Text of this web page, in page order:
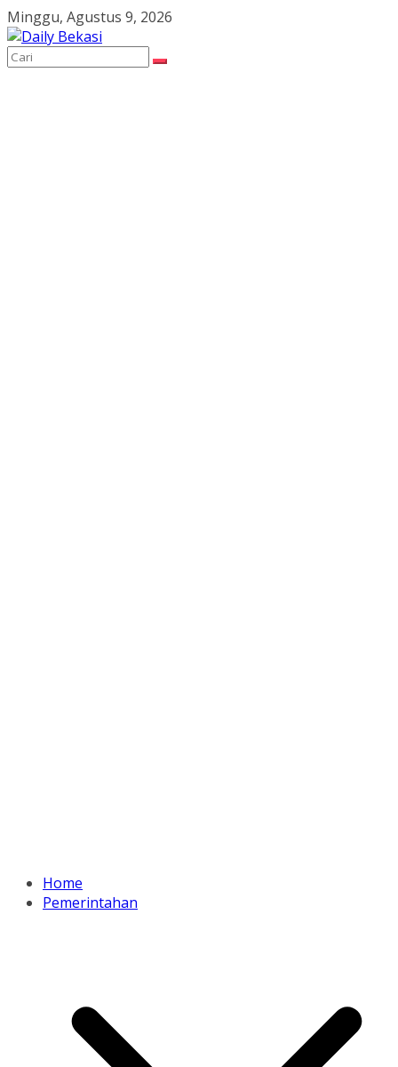
Skip
to
content
Minggu, Agustus 9, 2026
Home
Pemerintahan